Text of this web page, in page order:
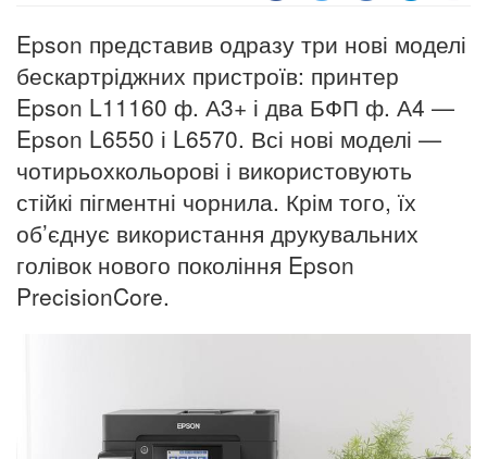
Epson представив одразу три нові моделі
бескартріджних пристроїв: принтер
Epson L11160 ф. А3+ і два БФП ф. А4 —
Epson L6550 і L6570. Всі нові моделі —
чотирьохкольорові і використовують
стійкі пігментні чорнила. Крім того, їх
об’єднує використання друкувальних
голівок нового покоління Epson
PrecisionCore.